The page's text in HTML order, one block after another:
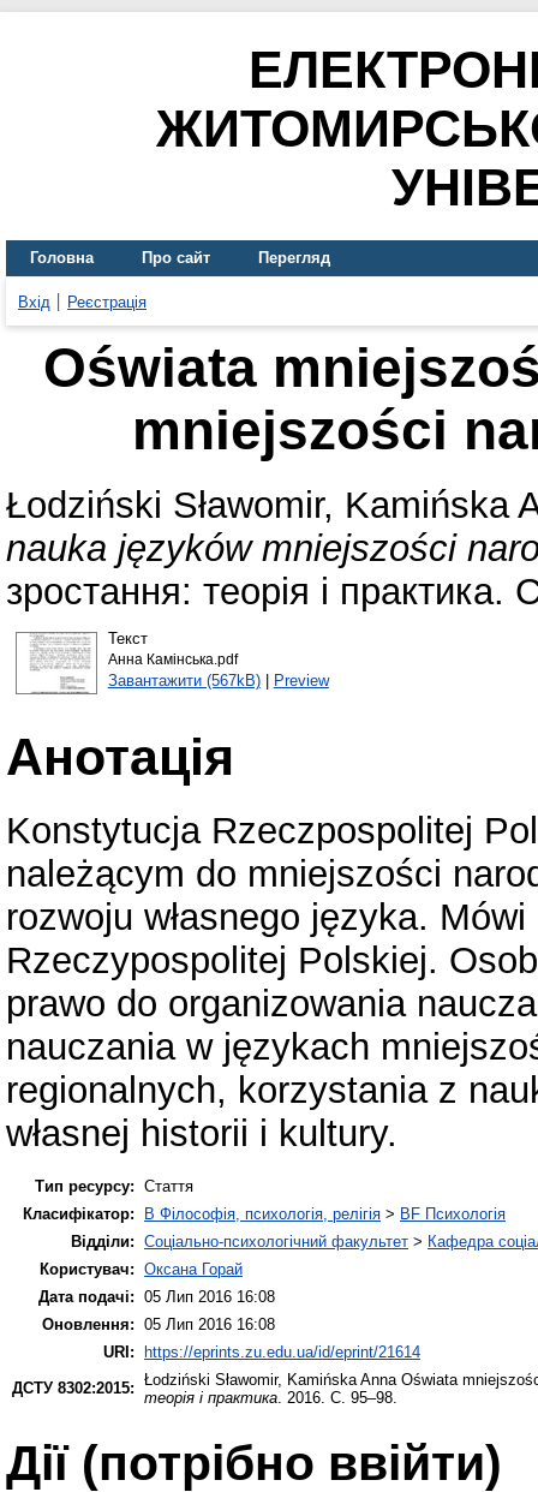
Головна Про сайт Перегляд
Вхід Реєстрація
Oświata
mniejszości
Łodziński Sławomir, Kamińska
nauka języków mniejszości
зростання: теорія і практика.
Текст
Анна Камінська.pdf
Завантажити (567kB)| Preview
Анотація
Konstytucja Rzeczpospolitej
należącym do mniejszości
rozwoju własnego języka.
Rzeczypospolitej Polskiej.
prawo do organizowania
nauczania w językach
regionalnych, korzystania z
własnej historii i kultury.
Тип ресурсу: Стаття
Класифікатор:
B Філософія, психологія, релігія > BF Психологія
Відділи: Соціально-психологічний факультет > Кафедра
Користувач: Оксана Горай
Дата подачі: 05 Лип 2016 16:08
Оновлення: 05 Лип 2016 16:08
URI: https://eprints.zu.edu.ua/id/eprint/21614
ДСТУ 8302:2015: Łodziński Sławomir, Kamińska Anna Oświata
теорія і практика . 2016. С. 95–98.
Дії ​​(потрібно ввійти)